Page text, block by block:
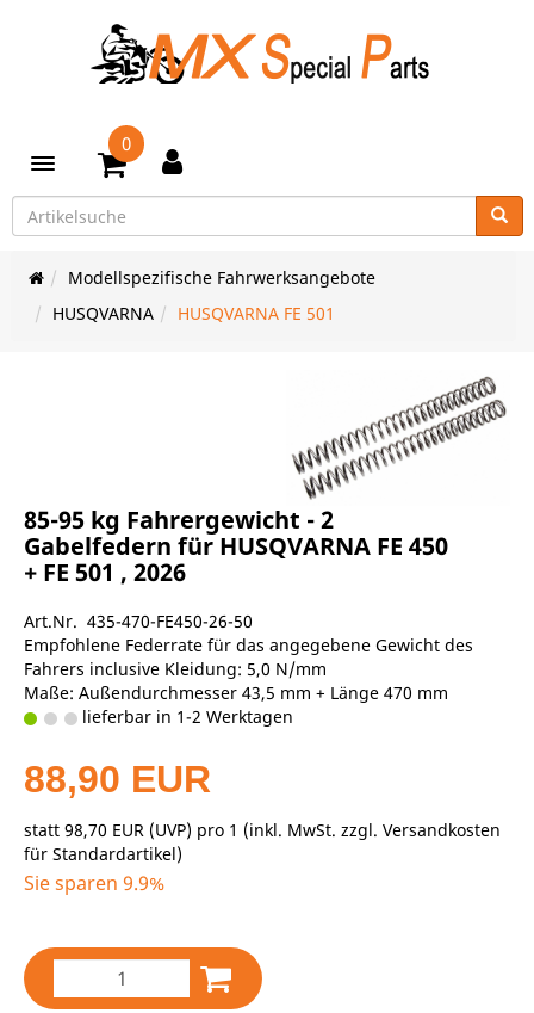
Toggle navigation
0
Modellspezifische Fahrwerksangebote
HUSQVARNA
HUSQVARNA FE 501
85-95 kg Fahrergewicht - 2
Gabelfedern für HUSQVARNA FE 450
+ FE 501 , 2026
Art.Nr. 435-470-FE450-26-50
Empfohlene Federrate für das angegebene Gewicht des
Fahrers inclusive Kleidung: 5,0 N/mm
Maße: Außendurchmesser 43,5 mm + Länge 470 mm
lieferbar in 1-2 Werktagen
88,90 EUR
statt 98,70 EUR (UVP) pro 1 (inkl. MwSt. zzgl. Versandkosten
für Standardartikel)
Sie sparen 9.9%